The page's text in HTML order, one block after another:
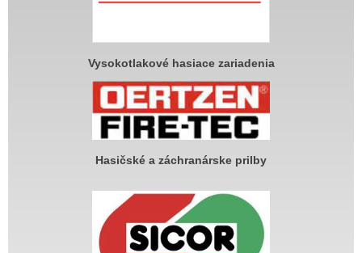
Vysokotlakové hasiace zariadenia
Hasičské a záchranárske prilby